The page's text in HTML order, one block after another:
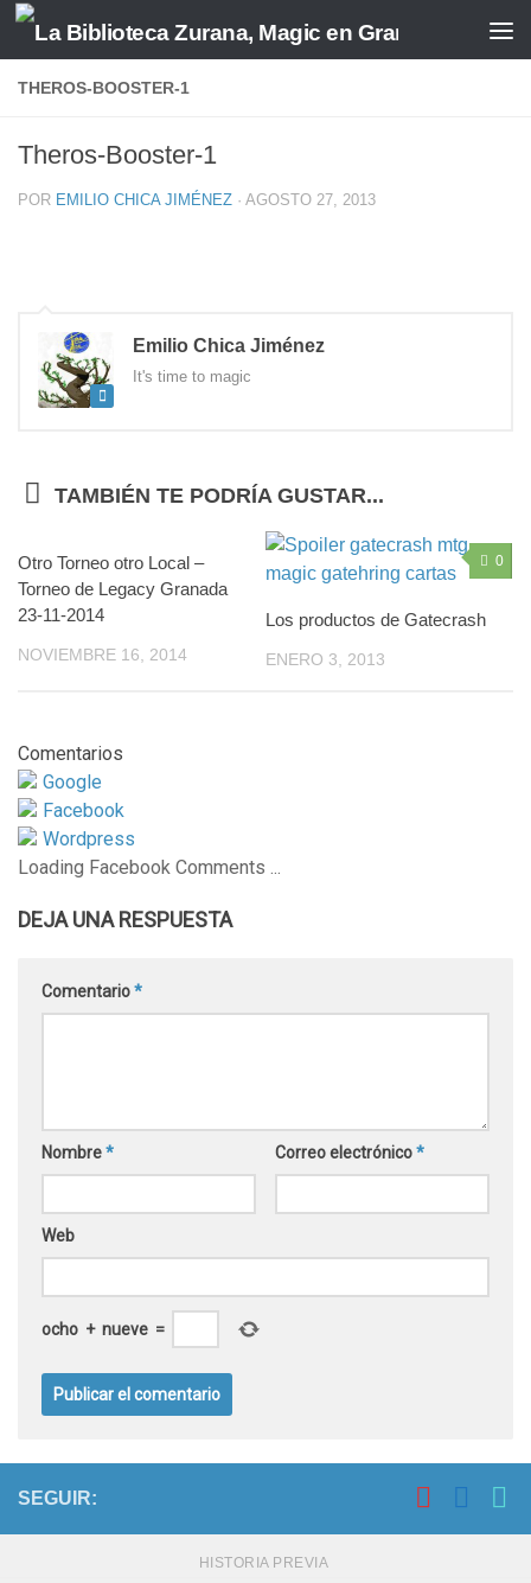
Saltar al contenido
THEROS-BOOSTER-1
Theros-Booster-1
POR EMILIO CHICA JIMÉNEZ · AGOSTO 27, 2013
Emilio Chica Jiménez
It's time to magic
TAMBIÉN TE PODRÍA GUSTAR...
Otro Torneo otro Local –
Torneo de Legacy Granada
23-11-2014
NOVIEMBRE 16, 2014
0
Los productos de Gatecrash
ENERO 3, 2013
Comentarios
Google
Facebook
Wordpress
Loading Facebook Comments ...
DEJA UNA RESPUESTA
Comentario*
Nombre* Correo electrónico*
Web
ocho + nueve =
SEGUIR:
HISTORIA PREVIA